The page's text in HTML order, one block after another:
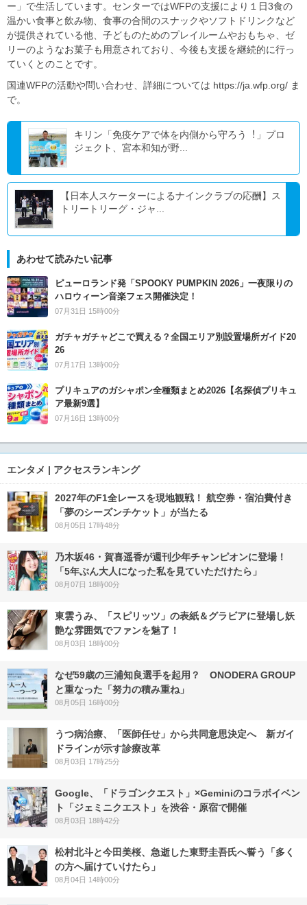
ー」で生活しています。センターではWFPの支援により１日3食の
温かい食事と飲み物、食事の合間のスナックやソフトドリンクなど
が提供されている他、子どものためのプレイルームやおもちゃ、ゼ
リーのようなお菓子も用意されており、今後も支援を継続的に行っ
ていくとのことです。
国連WFPの活動や問い合わせ、詳細については https://ja.wfp.org/ ま
で。
キリン「免疫ケアで体を内側から守ろう︕」プロ
ジェクト、宮本和知が野...
【日本人スケーターによるナインクラブの応酬】ス
トリートリーグ・ジャ...
あわせて読みたい記事
ピューロランド発「SPOOKY PUMPKIN 2026」一夜限りの
ハロウィーン音楽フェス開催決定！
07月31日 15時00分
ガチャガチャどこで買える？全国エリア別設置場所ガイド20
26
07月17日 13時00分
プリキュアのガシャポン全種類まとめ2026【名探偵プリキュ
ア最新9選】
07月16日 13時00分
エンタメ | アクセスランキング
2027年のF1全レースを現地観戦！ 航空券・宿泊費付き
「夢のシーズンチケット」が当たる
08月05日 17時48分
乃木坂46・賀喜遥香が週刊少年チャンピオンに登場！
「5年ぶん大人になった私を見ていただけたら」
08月07日 18時00分
東雲うみ、「スピリッツ」の表紙＆グラビアに登場し妖
艶な雰囲気でファンを魅了！
08月03日 18時00分
なぜ59歳の三浦知良選手を起用？ ONODERA GROUP
と重なった「努力の積み重ね」
08月05日 16時00分
うつ病治療、「医師任せ」から共同意思決定へ 新ガイ
ドラインが示す診療改革
08月03日 17時25分
Google、「ドラゴンクエスト」×Geminiのコラボイベン
ト「ジェミニクエスト」を渋谷・原宿で開催
08月03日 18時42分
松村北斗と今田美桜、急逝した東野圭吾氏へ誓う「多く
の方へ届けていけたら」
08月04日 14時00分